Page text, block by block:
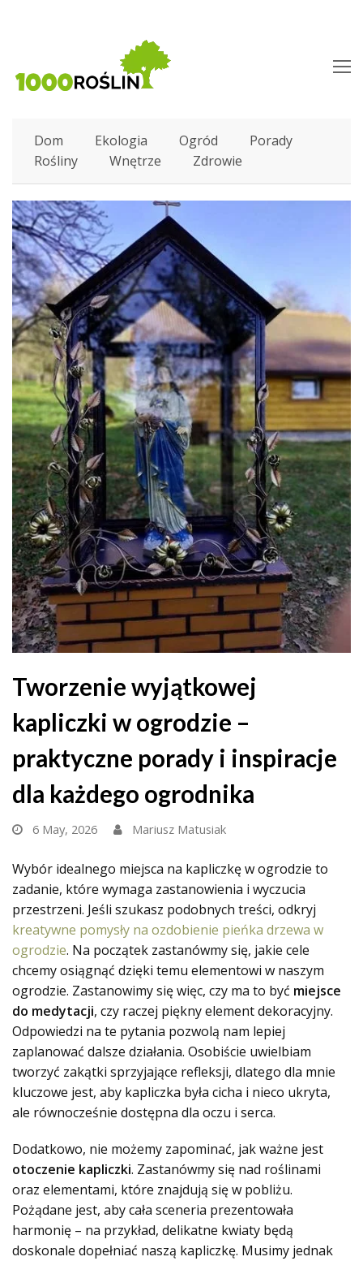
Dom Ekologia Ogród
Porady
Rośliny
Wnętrze Zdrowie
Tworzenie wyjątkowej
kapliczki w ogrodzie –
praktyczne porady i inspiracje
dla każdego ogrodnika
6 May, 2026 Mariusz Matusiak
Wybór idealnego miejsca na kapliczkę w ogrodzie to
zadanie, które wymaga zastanowienia i wyczucia
przestrzeni. Jeśli szukasz podobnych treści, odkryj
kreatywne pomysły na ozdobienie pieńka drzewa w
ogrodzie. Na początek zastanówmy się, jakie cele
chcemy osiągnąć dzięki temu elementowi w naszym
ogrodzie. Zastanowimy się więc, czy ma to być miejsce
do medytacji, czy raczej piękny element dekoracyjny.
Odpowiedzi na te pytania pozwolą nam lepiej
zaplanować dalsze działania. Osobiście uwielbiam
tworzyć zakątki sprzyjające refleksji, dlatego dla mnie
kluczowe jest, aby kapliczka była cicha i nieco ukryta,
ale równocześnie dostępna dla oczu i serca.
Dodatkowo, nie możemy zapominać, jak ważne jest
otoczenie kapliczki. Zastanówmy się nad roślinami
oraz elementami, które znajdują się w pobliżu.
Pożądane jest, aby cała sceneria prezentowała
harmonię – na przykład, delikatne kwiaty będą
doskonale dopełniać naszą kapliczkę. Musimy jednak